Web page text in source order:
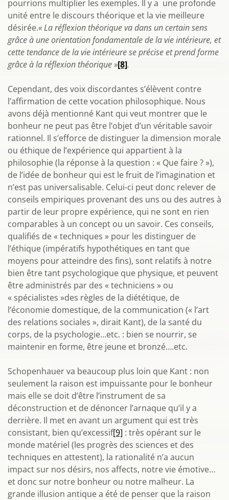
pourrions multiplier les exemples. Il y a une profonde
unité entre le discours théorique et la vie meilleure
désirée.« La réflexion théorique va dans un certain sens
grâce à une orientation fondamentale de la vie intérieure, et
cette tendance de la vie intérieure se précise et prend forme
grâce à la réflexion théorique »[8].
Cependant, des voix discordantes s’élèvent contre
l’affirmation de cette vocation philosophique. Nous
avons déjà mentionné Kant qui veut montrer que le
bonheur ne peut pas être l’objet d’un véritable savoir
rationnel. Il s’efforce de distinguer la dimension morale
ou éthique de l’expérience qui appartient à la
philosophie (la réponse à la question : « Que faire ? »),
de l’idée de bonheur qui est le fruit de l’imagination et
n’est pas universalisable. Celui-ci peut donc relever de
conseils empiriques provenant des uns ou des autres à
partir de leur propre expérience, qui ne sont en rien
comparables à un concept ou un savoir. Ces conseils,
qualifiés de « techniques » pour les distinguer de
l’éthique (impératifs hypothétiques en tant que
moyens pour atteindre des fins), sont relatifs à notre
bien être tant psychologique que physique, et peuvent
être administrés par des « techniciens » ou
« spécialistes »des règles de la diététique, de
l’économie domestique, de la communication (« l’art
des relations sociales », dirait Kant), de la santé du
corps, de la psychologie…etc. : bien se nourrir, se
maintenir en forme, être jeune et bronzé….etc.
Schopenhauer va beaucoup plus loin que Kant : non
seulement la raison est impuissante pour le bonheur
mais elle se doit d’être l’instrument de sa
déconstruction et de dénoncer l’arnaque qu’il y a
derrière. Il met en avant un argument qui est très
consistant, bien qu’excessif[9] : très opérant sur le
monde matériel (les progrès des sciences et des
techniques en attestent), la rationalité n’a aucun
impact sur nos désirs, nos affects, notre vie émotive…
et donc sur notre bonheur ou notre malheur. La
grande illusion antique a été de penser que la raison